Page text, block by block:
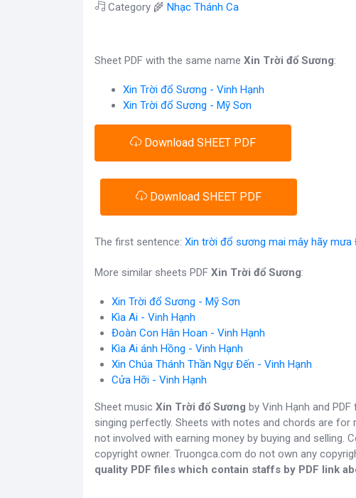
Category 🌾 Nhạc Thánh Ca
Sheet PDF with the same name Xin Trời đổ Sương:
Xin Trời đổ Sương - Vinh Hạnh
Xin Trời đổ Sương - Mỹ Sơn
Download SHEET PDF
Download SHEET PDF
The first sentence: Xin trời đổ sương mai mây hãy mưa
More similar sheets PDF Xin Trời đổ Sương:
Xin Trời đổ Sương - Mỹ Sơn
Kìa Ai - Vinh Hạnh
Đoàn Con Hân Hoan - Vinh Hạnh
Kìa Ai ánh Hồng - Vinh Hạnh
Xin Chúa Thánh Thần Ngự Đến - Vinh Hạnh
Cửa Hỡi - Vinh Hạnh
Sheet music Xin Trời đổ Sương by Vinh Hạnh and
singing perfectly. Sheets with notes and chords are
not involved with earning money by buying and selling.
copyright owner. Truongca.com do not own any
quality PDF files which contain staffs by PDF link